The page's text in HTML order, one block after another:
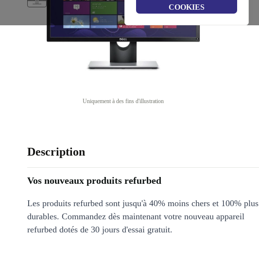
COOKIES
Uniquement à des fins d'illustration
Description
Vos nouveaux produits refurbed
Les produits refurbed sont jusqu'à 40% moins chers et 100% plus
durables. Commandez dès maintenant votre nouveau appareil
refurbed dotés de 30 jours d'essai gratuit.